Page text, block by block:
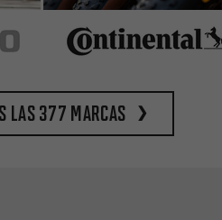
377 marcas